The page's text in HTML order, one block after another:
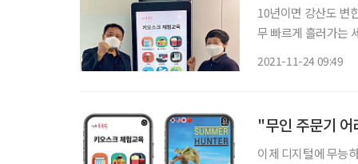
10년이면 강산도 변
무 빠르게 흘러가는
2021-11-24 09:49
"무인 주문기
이제 디지털에 무능